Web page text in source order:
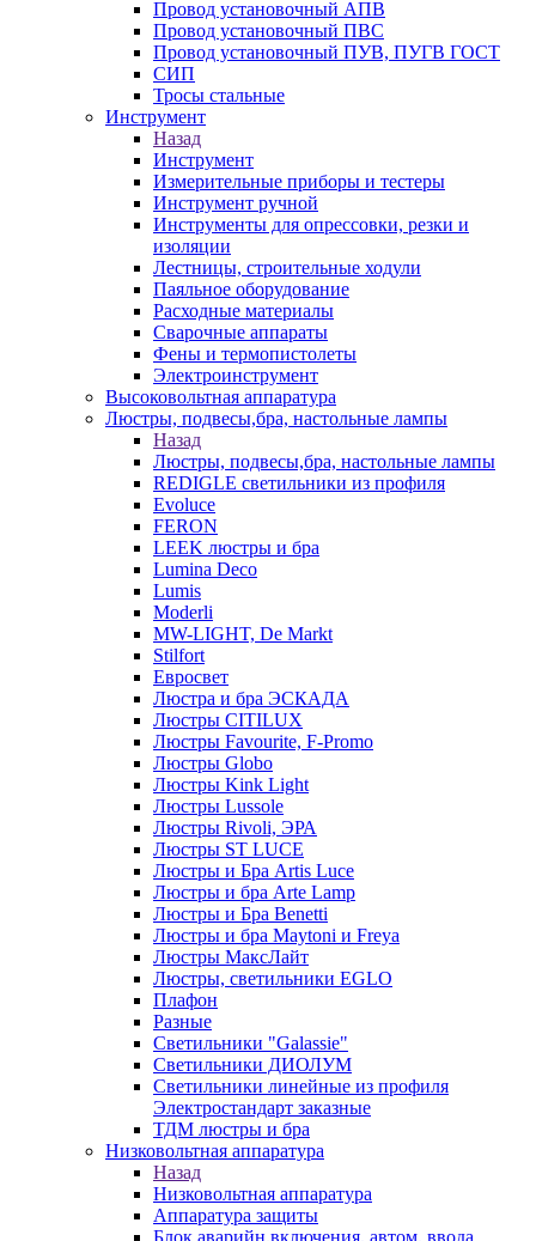
Провод установочный АПВ
Провод установочный ПВС
Провод установочный ПУВ, ПУГВ ГОСТ
СИП
Тросы стальные
Инструмент
Назад
Инструмент
Измерительные приборы и тестеры
Инструмент ручной
Инструменты для опрессовки, резки и
изоляции
Лестницы, строительные ходули
Паяльное оборудование
Расходные материалы
Сварочные аппараты
Фены и термопистолеты
Электроинструмент
Высоковольтная аппаратура
Люстры, подвесы,бра, настольные лампы
Назад
Люстры, подвесы,бра, настольные лампы
REDIGLE светильники из профиля
Evoluce
FERON
LEEK люстры и бра
Lumina Deco
Lumis
Moderli
MW-LIGHT, De Markt
Stilfort
Евросвет
Люстра и бра ЭСКАДА
Люстры CITILUX
Люстры Favourite, F-Promo
Люстры Globo
Люстры Kink Light
Люстры Lussole
Люстры Rivoli, ЭРА
Люстры ST LUCE
Люстры и Бра Artis Luce
Люстры и бра Arte Lamp
Люстры и Бра Benetti
Люстры и бра Maytoni и Freya
Люстры МаксЛайт
Люстры, светильники EGLO
Плафон
Разные
Светильники "Galassie"
Светильники ДИОЛУМ
Светильники линейные из профиля
Электростандарт заказные
ТДМ люстры и бра
Низковольтная аппаратура
Назад
Низковольтная аппаратура
Аппаратура защиты